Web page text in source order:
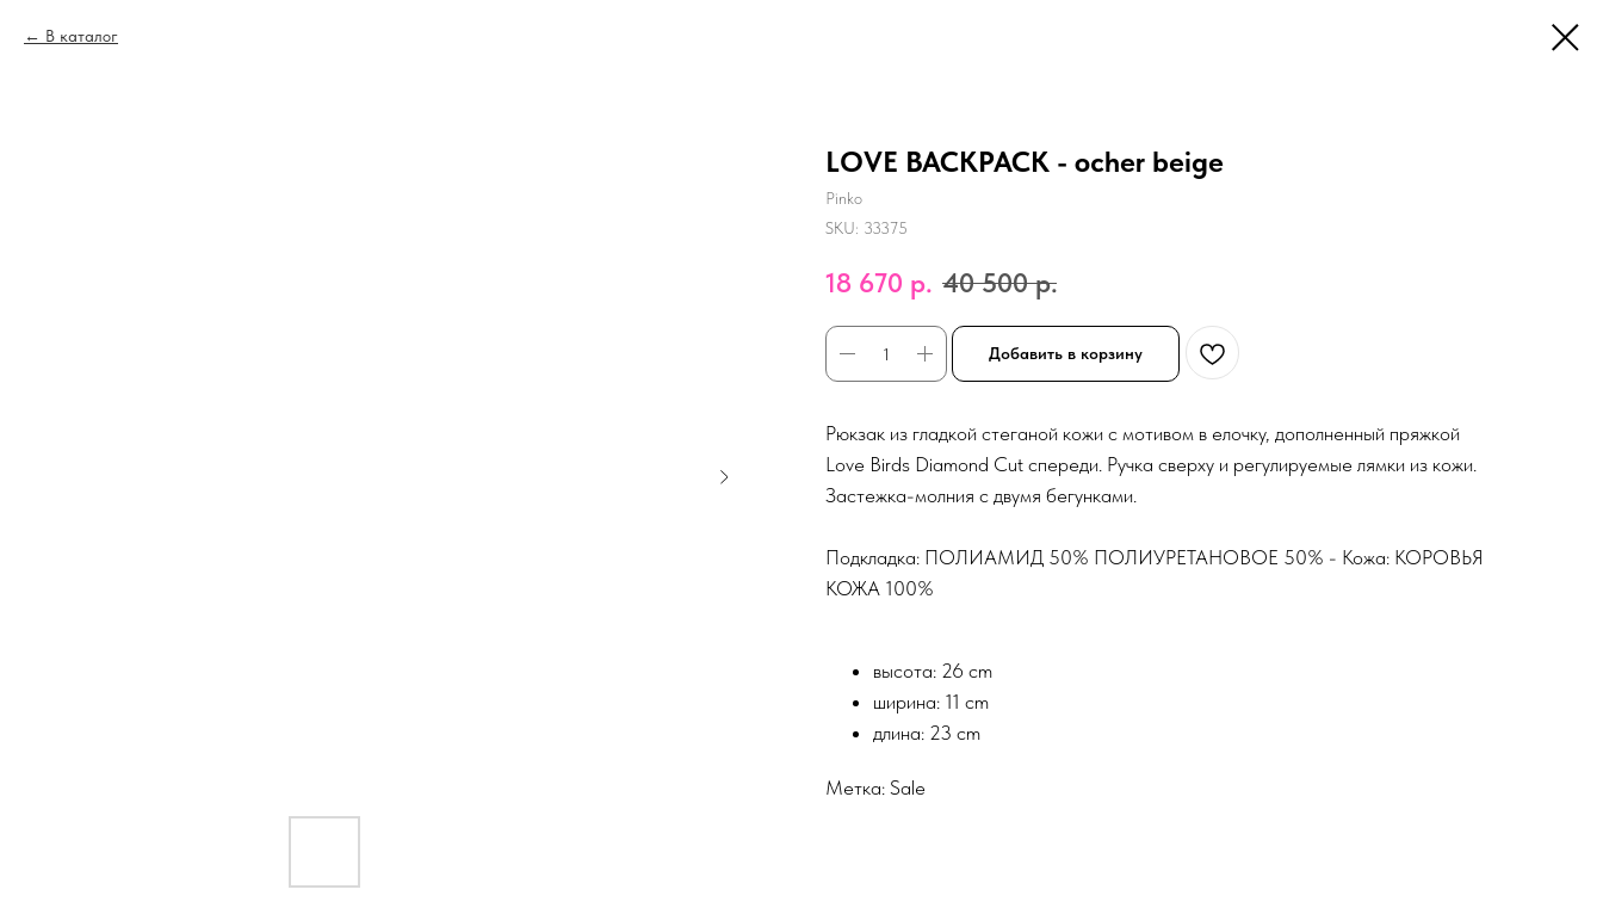
В каталог
LOVE BACKPACK - ocher beige
Pinko
SKU: 33375
18 670 р. 40 500 р.
Добавить в корзину
Рюкзак из гладкой стеганой кожи с мотивом в елочку, дополненный пряжкой
Love Birds Diamond Cut спереди. Ручка сверху и регулируемые лямки из кожи.
Застежка-молния с двумя бегунками.
Подкладка: ПОЛИАМИД 50% ПОЛИУРЕТАНОВОЕ 50% - Кожа: КОРОВЬЯ
КОЖА 100%
высота: 26 cm
ширина: 11 cm
длина: 23 cm
Метка: Sale